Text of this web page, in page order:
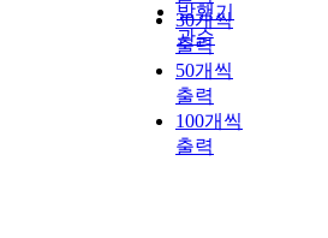
발행기
관순
30개씩
출력
50개씩
출력
100개씩
출력